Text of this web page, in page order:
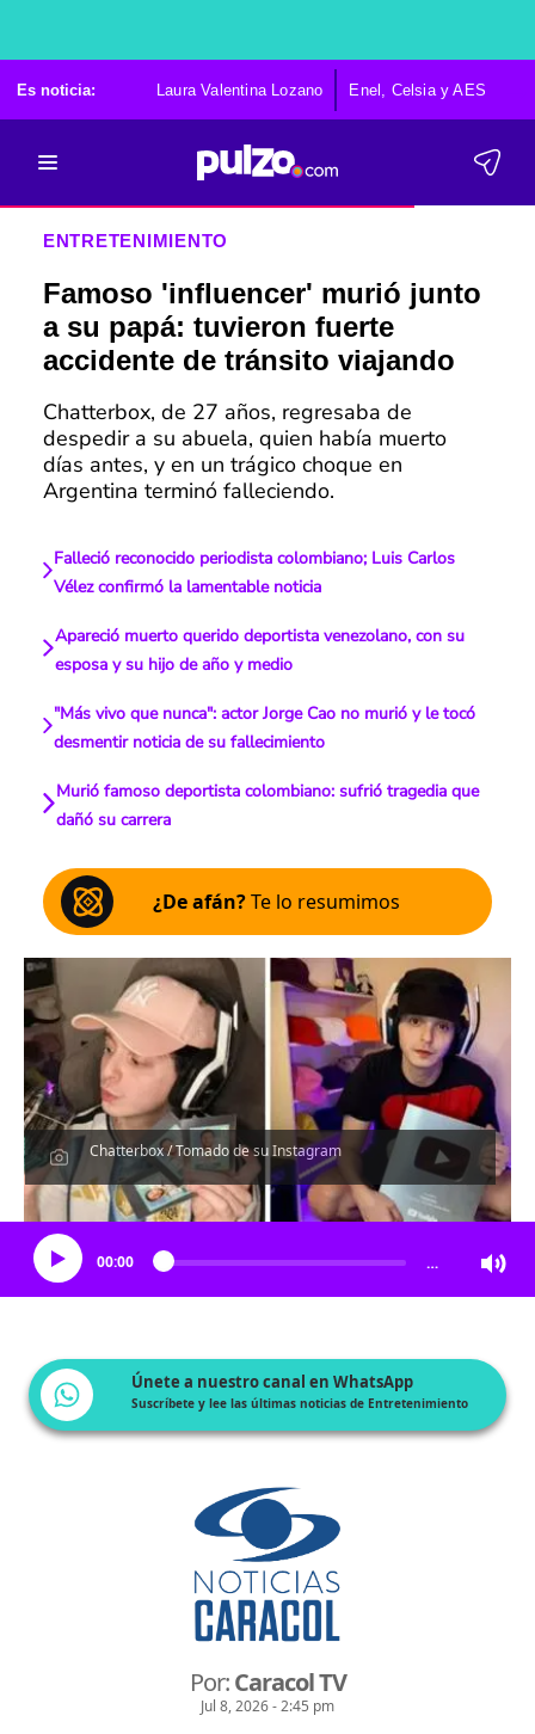
Es noticia: Laura Valentina Lozano Enel, Celsia y AES
ENTRETENIMIENTO
Famoso 'influencer' murió junto
a su papá: tuvieron fuerte
accidente de tránsito viajando
Chatterbox, de 27 años, regresaba de
despedir a su abuela, quien había muerto
días antes, y en un trágico choque en
Argentina terminó falleciendo.
Falleció reconocido periodista colombiano; Luis Carlos
Vélez confirmó la lamentable noticia
Apareció muerto querido deportista venezolano, con su
esposa y su hijo de año y medio
"Más vivo que nunca": actor Jorge Cao no murió y le tocó
desmentir noticia de su fallecimiento
Murió famoso deportista colombiano: sufrió tragedia que
dañó su carrera
¿De afán?Te lo resumimos
Chatterbox / Tomado de su Instagram
Escucha el artículo
00:00 …
Únete a nuestro canal en WhatsApp
Suscríbete y lee las últimas noticias de Entretenimiento
Por:Caracol TV
Jul 8, 2026 - 2:45 pm